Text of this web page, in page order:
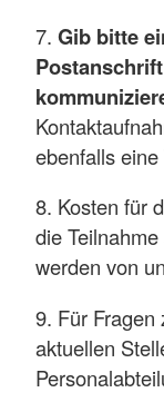
7. Gib bitte
ebenfalls
8. Kosten für
die
werden von
9. Für Fragen
aktuellen